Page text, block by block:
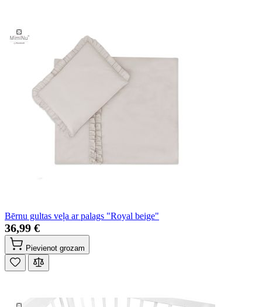
Bērnu gultas veļa ar palags "Royal beige"
36,99 €
Pievienot grozam